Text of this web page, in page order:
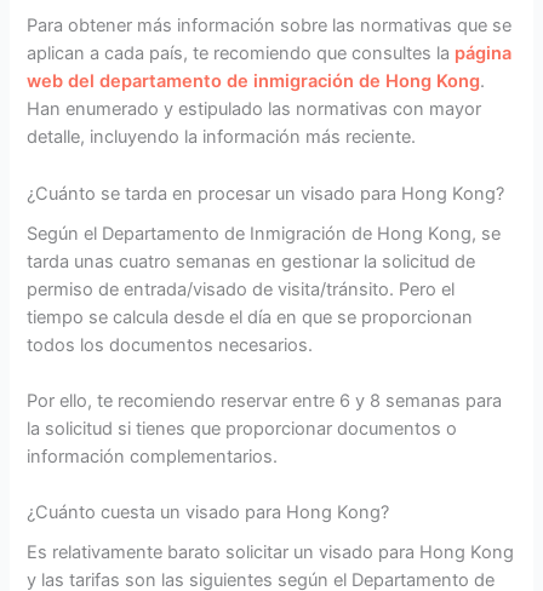
Para obtener más información sobre las normativas que se
aplican a cada país, te recomiendo que consultes la página
web del departamento de inmigración de Hong Kong.
Han enumerado y estipulado las normativas con mayor
detalle, incluyendo la información más reciente.
¿Cuánto se tarda en procesar un visado para Hong Kong?
Según el Departamento de Inmigración de Hong Kong, se
tarda unas cuatro semanas en gestionar la solicitud de
permiso de entrada/visado de visita/tránsito. Pero el
tiempo se calcula desde el día en que se proporcionan
todos los documentos necesarios.
Por ello, te recomiendo reservar entre 6 y 8 semanas para
la solicitud si tienes que proporcionar documentos o
información complementarios.
¿Cuánto cuesta un visado para Hong Kong?
Es relativamente barato solicitar un visado para Hong Kong
y las tarifas son las siguientes según el Departamento de